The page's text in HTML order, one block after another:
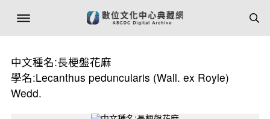
中文種名:長梗盤花麻
學名:Lecanthus peduncularis (Wall. ex Royle)
Wedd.